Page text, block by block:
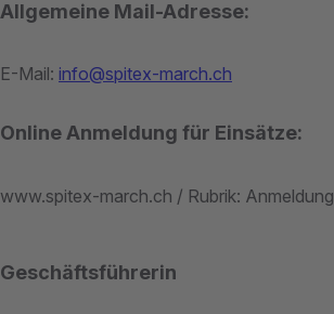
Allgemeine Mail-Adresse:
E-Mail: info@spitex-march.ch
Online Anmeldung für Einsätze:
www.spitex-march.ch / Rubrik: Anmeldung
Geschäftsführerin